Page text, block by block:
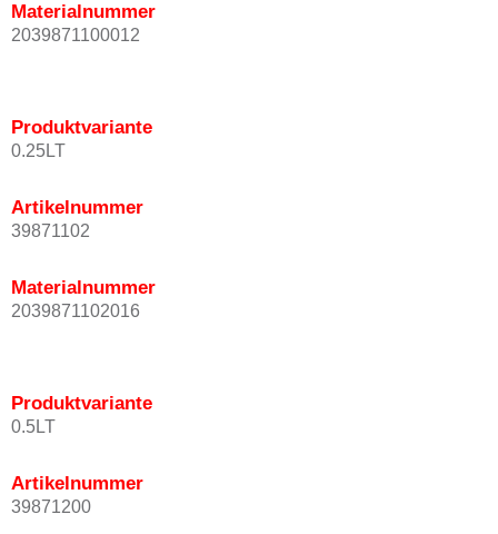
Materialnummer
2039871100012
Produktvariante
0.25LT
Artikelnummer
39871102
Materialnummer
2039871102016
Produktvariante
0.5LT
Artikelnummer
39871200